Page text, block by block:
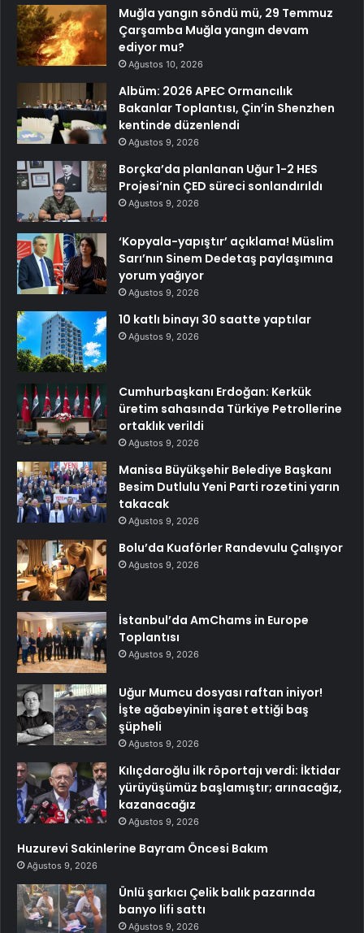
Muğla yangın söndü mü, 29 Temmuz
Çarşamba Muğla yangın devam
ediyor mu?
Ağustos 10, 2026
Albüm: 2026 APEC Ormancılık
Bakanlar Toplantısı, Çin’in Shenzhen
kentinde düzenlendi
Ağustos 9, 2026
Borçka’da planlanan Uğur 1-2 HES
Projesi’nin ÇED süreci sonlandırıldı
Ağustos 9, 2026
‘Kopyala-yapıştır’ açıklama! Müslim
Sarı’nın Sinem Dedetaş paylaşımına
yorum yağıyor
Ağustos 9, 2026
10 katlı binayı 30 saatte yaptılar
Ağustos 9, 2026
Cumhurbaşkanı Erdoğan: Kerkük
üretim sahasında Türkiye Petrollerine
ortaklık verildi
Ağustos 9, 2026
Manisa Büyükşehir Belediye Başkanı
Besim Dutlulu Yeni Parti rozetini yarın
takacak
Ağustos 9, 2026
Bolu’da Kuaförler Randevulu Çalışıyor
Ağustos 9, 2026
İstanbul’da AmChams in Europe
Toplantısı
Ağustos 9, 2026
Uğur Mumcu dosyası raftan iniyor!
İşte ağabeyinin işaret ettiği baş
şüpheli
Ağustos 9, 2026
Kılıçdaroğlu ilk röportajı verdi: İktidar
yürüyüşümüz başlamıştır; arınacağız,
kazanacağız
Ağustos 9, 2026
Huzurevi Sakinlerine Bayram Öncesi Bakım
Ağustos 9, 2026
Ünlü şarkıcı Çelik balık pazarında
banyo lifi sattı
Ağustos 9, 2026